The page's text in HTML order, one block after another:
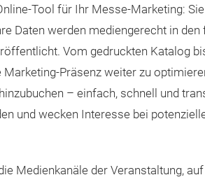
Tool für Ihr Messe-Marketing:
Daten werden mediengerecht in den
Vom gedruckten Katalog
Präsenz weiter zu
– einfach, schnell und
und wecken Interesse bei
Medienkanäle der Veranstaltung,